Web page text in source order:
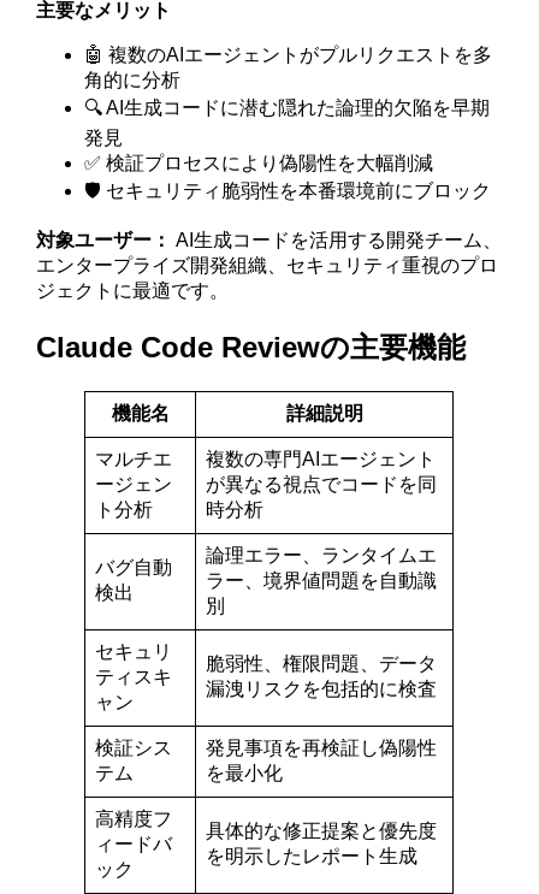
主要なメリット
🤖 複数のAIエージェントがプルリクエストを多
角的に分析
🔍 AI生成コードに潜む隠れた論理的欠陥を早期
発見
✅ 検証プロセスにより偽陽性を大幅削減
🛡️ セキュリティ脆弱性を本番環境前にブロック
対象ユーザー： AI生成コードを活用する開発チーム、
エンタープライズ開発組織、セキュリティ重視のプロ
ジェクトに最適です。
Claude Code Reviewの主要機能
機能名 詳細説明
マルチエ
ージェン
ト分析
複数の専門AIエージェント
が異なる視点でコードを同
時分析
バグ自動
検出
論理エラー、ランタイムエ
ラー、境界値問題を自動識
別
セキュリ
ティスキ
ャン
脆弱性、権限問題、データ
漏洩リスクを包括的に検査
検証シス
テム
発見事項を再検証し偽陽性
を最小化
高精度フ
ィードバ
ック
具体的な修正提案と優先度
を明示したレポート生成